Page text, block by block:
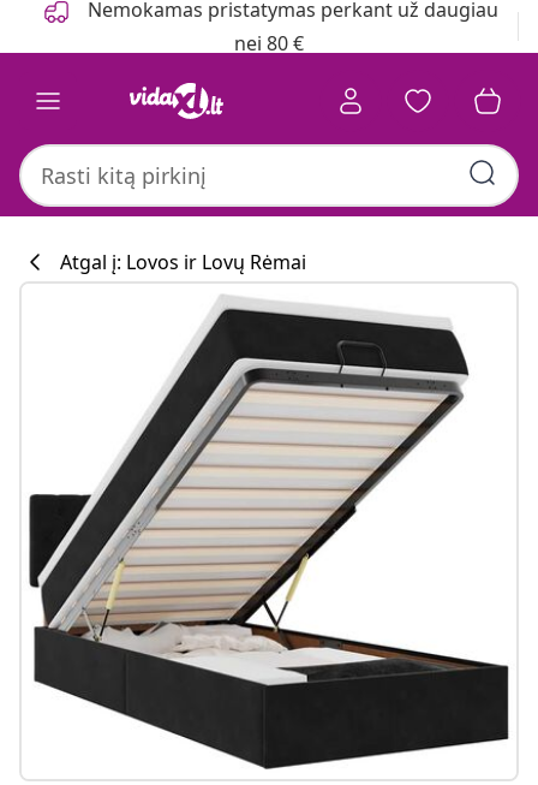
Nemokamas pristatymas perkant už daugiau
nei 80 €
Atgal į: Lovos ir Lovų Rėmai